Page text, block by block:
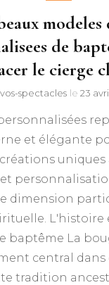
modeles
de
le cierge
vos-spectacles le 23
et élégante
créations
dimension
L'histoire
baptême La
central
tradition